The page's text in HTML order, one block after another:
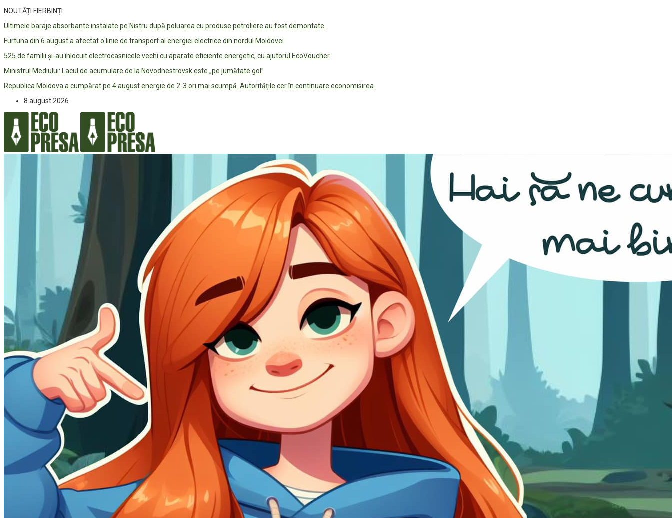
NOUTĂȚI FIERBINȚI
Ultimele baraje absorbante instalate pe Nistru după poluarea cu produse petroliere au fost demontate
Furtuna din 6 august a afectat o linie de transport al energiei electrice din nordul Moldovei
525 de familii și-au înlocuit electrocasnicele vechi cu aparate eficiente energetic, cu ajutorul EcoVoucher
Ministrul Mediului: Lacul de acumulare de la Novodnestrovsk este „pe jumătate gol”
Republica Moldova a cumpărat pe 4 august energie de 2-3 ori mai scumpă. Autoritățile cer în continuare economisirea
8 august 2026